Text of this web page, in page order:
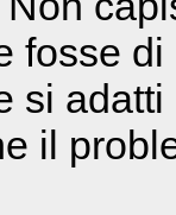
fosse
si
il